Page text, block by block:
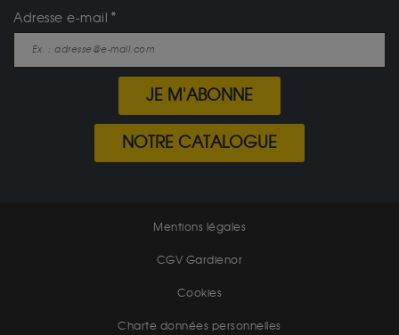
Adresse e-mail
JE M'ABONNE
NOTRE CATALOGUE
Mentions légales
CGV Gardienor
Cookies
Charte données personnelles